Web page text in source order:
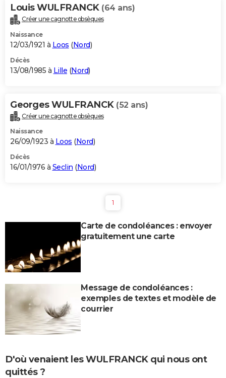
Louis WULFRANCK (64 ans)
Créer une cagnotte obsèques
Naissance
12/03/1921 à Loos (Nord)
Décès
13/08/1985 à Lille (Nord)
Georges WULFRANCK (52 ans)
Créer une cagnotte obsèques
Naissance
26/09/1923 à Loos (Nord)
Décès
16/01/1976 à Seclin (Nord)
1
Carte de condoléances : envoyer
gratuitement une carte
Message de condoléances :
exemples de textes et modèle de
courrier
D'où venaient les WULFRANCK qui nous ont
quittés ?